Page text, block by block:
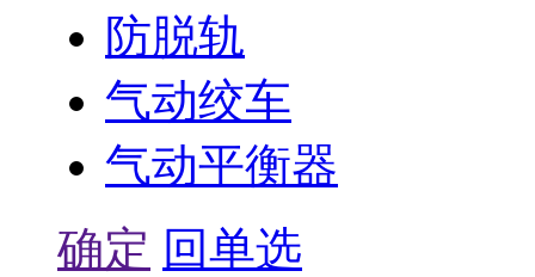
防脱轨
气动绞车
气动平衡器
确定 回单选